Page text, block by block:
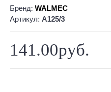
Бренд: WALMEC
Артикул: A125/3
141.00руб.